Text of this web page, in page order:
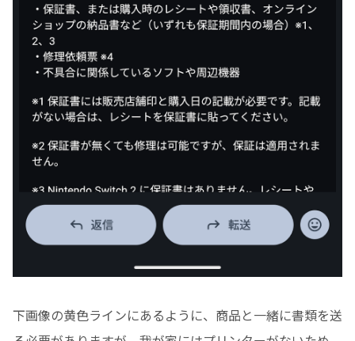
下画像の黄色ラインにあるように、商品と一緒に書類を送